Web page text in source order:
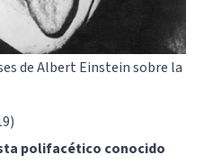
de Albert Einstein sobre la
polifacético conocido